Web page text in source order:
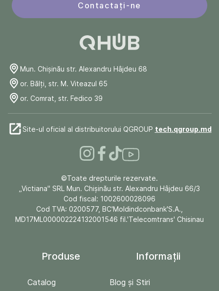
Contactați-ne
Mun. Chişinău str. Alexandru Hâjdeu 68
or. Bălți, str. M. Viteazul 65
or. Comrat, str. Fedico 39
Site-ul oficial al distribuitorului QGROUP tech.qgroup.md
©Toate drepturile rezervate.
„Victiana" SRL Mun. Chişinău str. Alexandru Hâjdeu 66/3
Cod fiscal: 1002600028096
Cod TVA: 0200577, BC'Moldindconbank'S.A.,
MD17ML000002224132001546 fil.'Telecomtrans' Chisinau
Produse
Catalog
Informații
Blog și Stiri